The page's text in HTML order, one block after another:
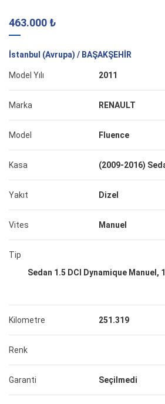
463.000 ₺
İstanbul (Avrupa) / BAŞAKŞEHİR
Model Yılı 2011
Marka RENAULT
Model Fluence
Kasa (2009-2016)
Yakıt Dizel
Vites Manuel
Tip
Sedan 1.5 DCI Dynamique Manuel,
Kilometre 251.319
Renk
Garanti Seçilmedi